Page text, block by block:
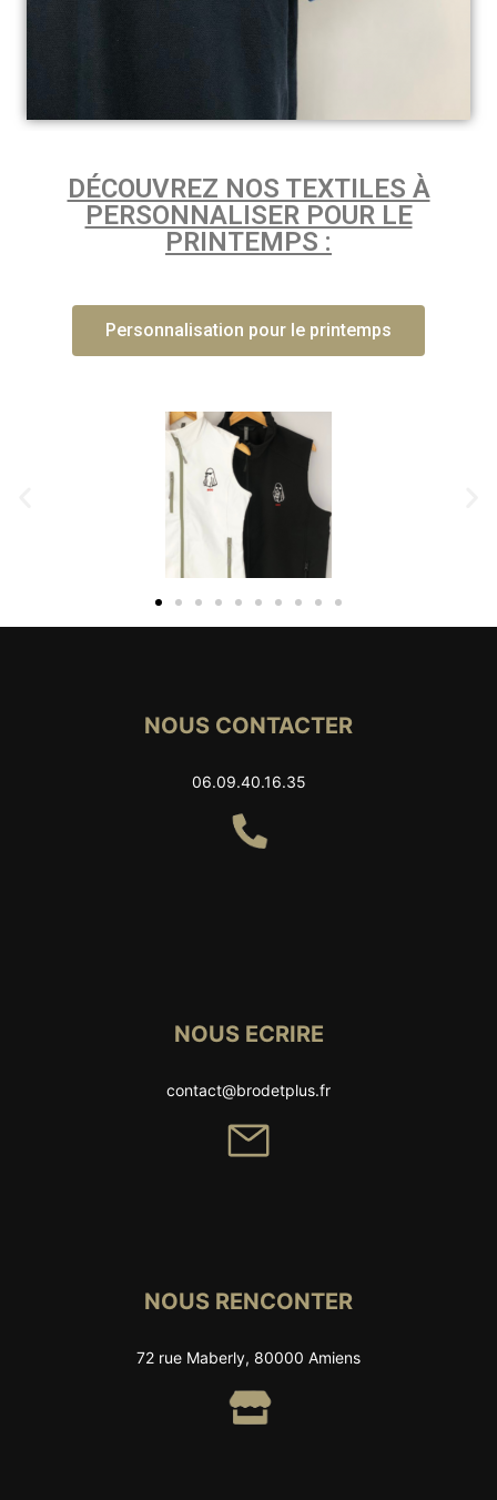
DÉCOUVREZ NOS TEXTILES À
PERSONNALISER POUR LE
PRINTEMPS :
Personnalisation pour le printemps
NOUS CONTACTER
06.09.40.16.35
NOUS ECRIRE
contact@brodetplus.fr
NOUS RENCONTER
72 rue Maberly, 80000 Amiens